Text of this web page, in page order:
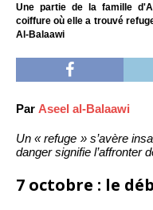
Une partie de la famille
coiffure où elle a trouvé
Al-Balaawi
Par Aseel al-Balaawi
Un « refuge » s’avère
danger signifie l’affronter
7 octobre : le